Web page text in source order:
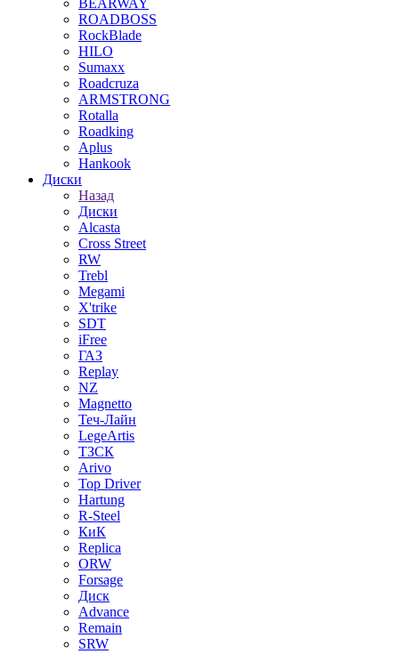
BEARWAY
ROADBOSS
RockBlade
HILO
Sumaxx
Roadcruza
ARMSTRONG
Rotalla
Roadking
Aplus
Hankook
Диски
Назад
Диски
Alcasta
Cross Street
RW
Trebl
Megami
X'trike
SDT
iFree
ГАЗ
Replay
NZ
Magnetto
Теч-Лайн
LegeArtis
ТЗСК
Arivo
Top Driver
Hartung
R-Steel
КиК
Replica
ORW
Forsage
Диск
Advance
Remain
SRW